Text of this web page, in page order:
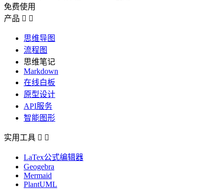
免费使用
产品  
思维导图
流程图
思维笔记
Markdown
在线白板
原型设计
API服务
智能图形
实用工具  
LaTex公式编辑器
Geogebra
Mermaid
PlantUML